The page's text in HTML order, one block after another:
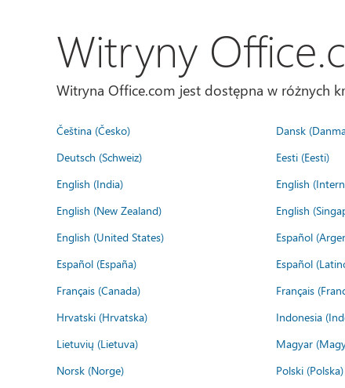
Witryny
Witryna Office.com jest dostępna w różnych
Čeština (Česko) Dansk
Deutsch (Schweiz)
Eesti (Eesti)
English (India)
English
English (New Zealand)
English
English (United States)
Español
Español (España)
Español
Français (Canada)
Français
Hrvatski (Hrvatska)
Indonesia
Lietuvių (Lietuva)
Magyar
Norsk (Norge)
Polski (Polska)